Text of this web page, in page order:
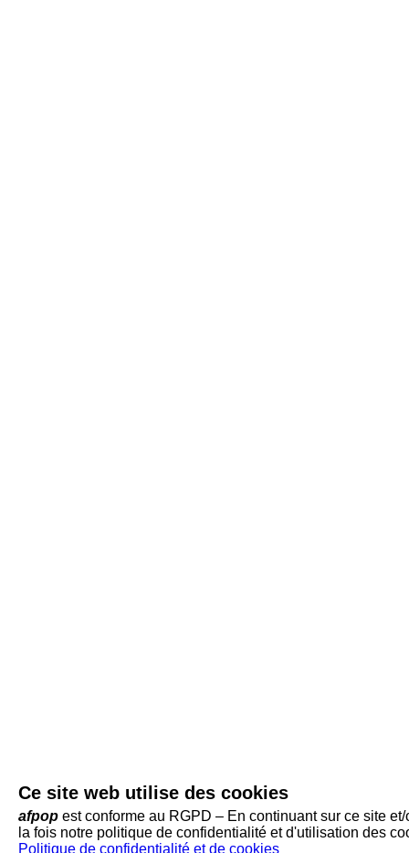
Ce site web utilise des cookies
afpop est conforme au RGPD – En continuant sur ce site
la fois notre politique de confidentialité et d'utilisation des
Politique de confidentialité et de cookies